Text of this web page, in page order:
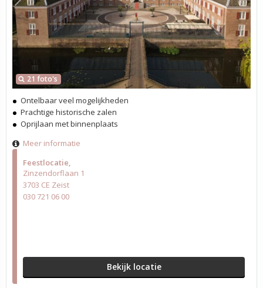
Feestlocatie
Zinzendorflaan 1
3703 CE Zeist
030 721 06 00
Bekijk locatie
21 foto's
Ontelbaar veel mogelijkheden
Prachtige historische zalen
Oprijlaan met binnenplaats
Meer informatie